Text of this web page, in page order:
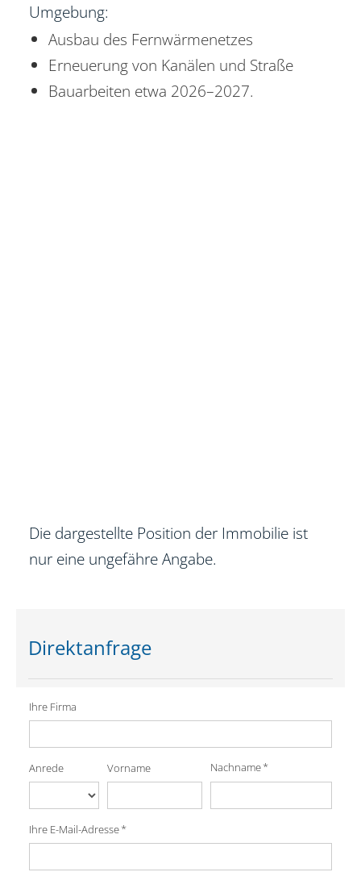
Umgebung:
Ausbau des Fernwärmenetzes
Erneuerung von Kanälen und Straße
Bauarbeiten etwa 2026–2027.
Die dargestellte Position der Immobilie ist
nur eine ungefähre Angabe.
Direktanfrage
Ihre Firma
Anrede Vorname Nachname *
Ihre E-Mail-Adresse *